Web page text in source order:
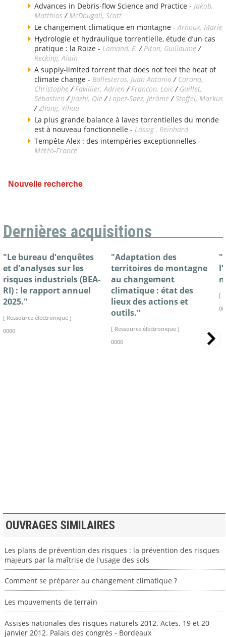
Advances in Debris-flow Science and Practice - Jakob,
Matthias / McDougall, Scott
Le changement climatique en montagne - Arnoux, Marie
Hydrologie et hydraulique torrentielle, étude d’un cas
pratique : la Roize - Lamand, E. / Piton, Guillaume /
Recking, Alain
A supply-limited torrent that does not feel the heat of
climate change - Ballesteros, Juan Antonio / Corona,
Christophe / Favillier, Adrien / Francon, Loïc / Guillet,
Sébastien / Jiazhi, Qie / Lopez-Saez, Jérôme /Stoffel, Markus
/Zhong, Yihua
La plus grande balance à laves torrentielles du monde
est à nouveau fonctionnelle - Lässig , Reinhard
Tempête Alex : des intempéries exceptionnelles -
Météo-France
Nouvelle recherche
Dernières acquisitions
"Le bureau d'enquêtes
et d'analyses sur les
risques industriels (BEA-
RI) : le rapport annuel
2025."
[ Ressource électronique ]
0000
"Adaptation des
territoires de montagne
au changement
climatique : état des
lieux des actions et
outils."
[ Ressource électronique ]
0000
[
OUVRAGES SIMILAIRES
Les plans de prévention des risques : la prévention des risques
majeurs par la maîtrise de l'usage des sols
Comment se préparer au changement climatique ?
Les mouvements de terrain
Assises nationales des risques naturels 2012. Actes. 19 et 20
janvier 2012. Palais des congrès - Bordeaux